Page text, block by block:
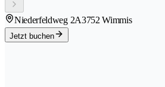
Niederfeldweg 2A3752 Wimmis
Jetzt buchen